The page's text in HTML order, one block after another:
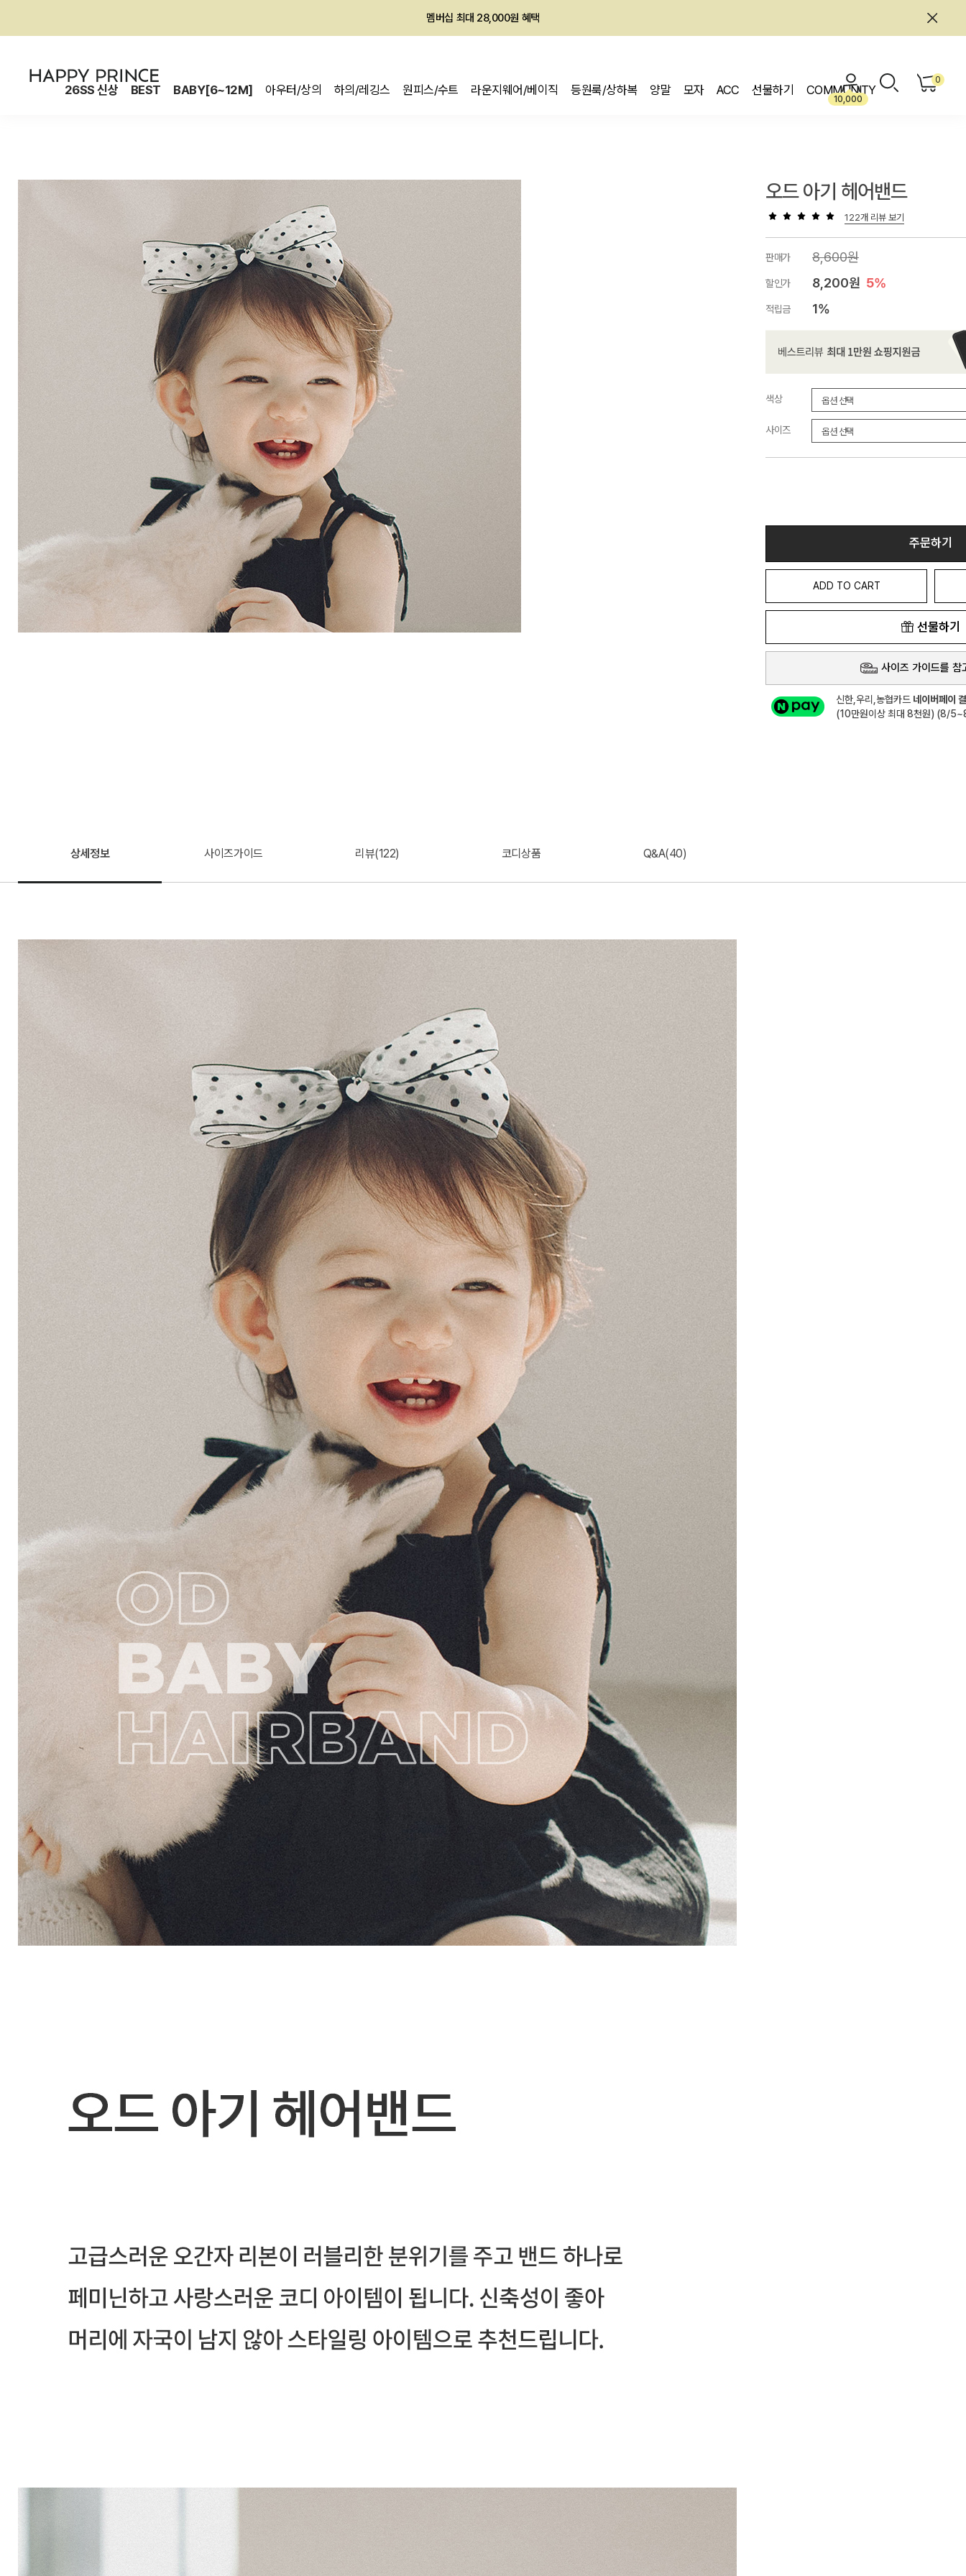
회원전용 아울렛, 가입하면 ~60% 할인!
26SS 신상 BEST BABY[6~12M] 아우터/상의 하의/레깅스 원피스/수트 라운지웨어/베이직 등원룩/상하복 양말 모자 ACC 선물하기 COMMUNITY
10,000
0
오드 아기 헤어밴드
122개 리뷰 보기
판매가 8,600원
할인가 8,200원 5%
적립금 1%
색상
사이즈
주문하기
ADD TO CART
선물하기
사이즈 가이드를 참
신한,우리,농협카드 네이버페이
(10만원이상 최대 8천원) (8/
상세정보 사이즈가이드 리뷰(122) 코디상품 Q&A(40)